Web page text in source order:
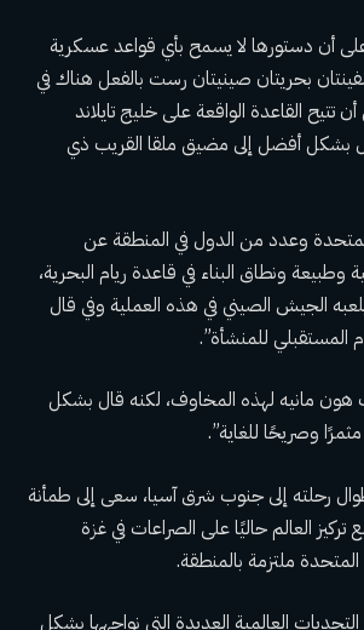
أن دستورها لا يسمح بأي قواعد عسكرية
بحريتان صينيتان رست بالفعل هناك في
القاعدة الواقعة على خليج تايلاند
بشكل أفضل إلى مضيق ملقا القريب ذي
وعدد من الدول في المنطقة عن
ونطاق البناء في قاعدة ريام البحرية،
الجيش الصيني في هذه العملية وفي قال
المستقبلي للمنشأة”.
هون مانيه لهذه المخاوف، لكنه قال بشكل
مثمرًا وصريحًا للغاية”.
رحلته إلى جنوب شرق آسيا، سعى إلى طمأنة
العالم حاليًا على الصراعات في غزة
المتحدة ملتزمة بالمنطقة.
العالمية العديدة التي نواجهها بشكل